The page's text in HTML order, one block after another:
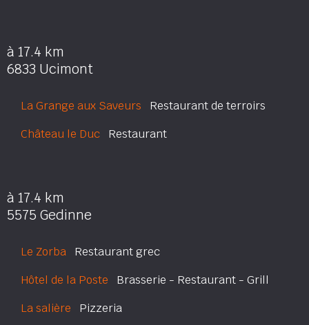
à 17.4 km
6833 Ucimont
La Grange aux Saveurs Restaurant de terroirs
Château le Duc Restaurant
à 17.4 km
5575 Gedinne
Le Zorba Restaurant grec
Hôtel de la Poste Brasserie - Restaurant - Grill
La salière Pizzeria